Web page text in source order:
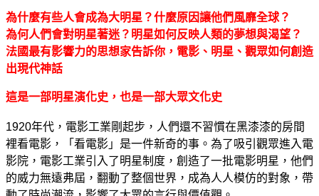
為什麼有些人會成為大明星？什麼原因讓他們風靡全球？
為何人們會對明星著迷？明星如何反映人類的夢想與渴望？
法國最有影響力的思想家告訴你，電影、明星、觀眾如何創造
出現代神話
這是一部明星演化史，也是一部大眾文化史
1920年代，電影工業剛起步，人們還不習慣在黑漆漆的房間
裡看電影，「看電影」是一件新奇的事。為了吸引觀眾進入電
影院，電影工業引入了明星制度，創造了一批電影明星，他們
的威力無遠弗屆，翻動了整個世界，成為人人模仿的對象，帶